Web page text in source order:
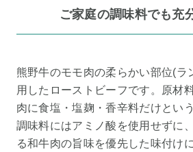
ご家庭の調味料でも充
熊野牛のモモ肉の柔らかい部位(ラ
用したローストビーフです。原材
肉に食塩・塩麹・香辛料だけとい
調味料にはアミノ酸を使用せずに
る和牛肉の旨味を優先した味付け